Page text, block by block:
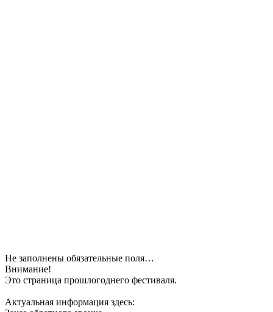
Не заполнены обязательные поля…
Внимание!
Это страница прошлогоднего фестиваля.
Актуальная информация здесь: